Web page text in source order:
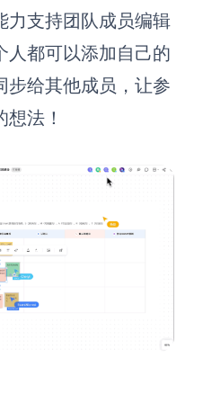
图
理
力支持团队成员编辑
人都可以添加自己的
步给其他成员，让参
法！